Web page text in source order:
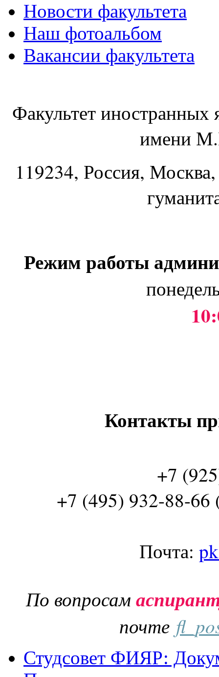
Новости факультета
Наш фотоальбом
Вакансии факультета
Факультет
имени
119234, Россия,
Режим работы
Контакты
+7
+7 (495) 932-88-66
Почта:
По вопросам
почте
Студсовет ФИЯР: